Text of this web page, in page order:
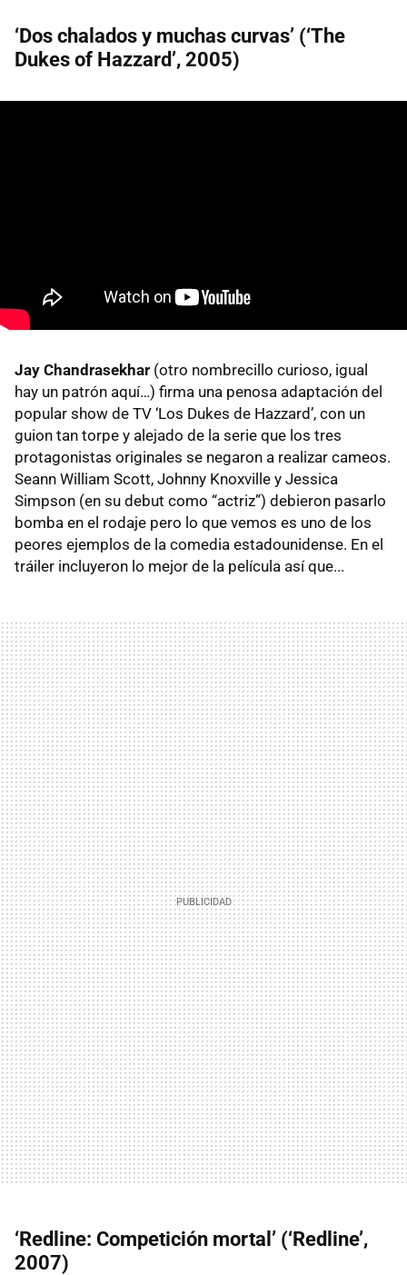
‘Dos chalados y muchas curvas’ (‘The
Dukes of Hazzard’, 2005)
Jay Chandrasekhar (otro nombrecillo curioso, igual
hay un patrón aquí…) firma una penosa adaptación del
popular show de TV ‘Los Dukes de Hazzard’, con un
guion tan torpe y alejado de la serie que los tres
protagonistas originales se negaron a realizar cameos.
Seann William Scott, Johnny Knoxville y Jessica
Simpson (en su debut como “actriz”) debieron pasarlo
bomba en el rodaje pero lo que vemos es uno de los
peores ejemplos de la comedia estadounidense. En el
tráiler incluyeron lo mejor de la película así que...
‘Redline: Competición mortal’ (‘Redline’,
2007)